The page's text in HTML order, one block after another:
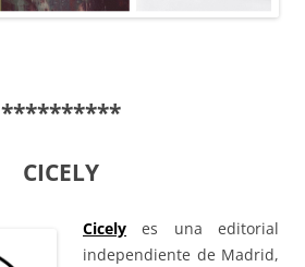
**********
CICELY
Cicely es una editorial
independiente de Madrid,